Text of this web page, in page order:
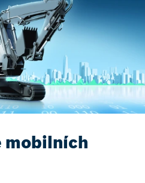
mobilních